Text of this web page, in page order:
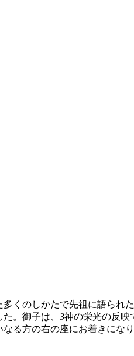
くのしかたで先祖に語られた
。御子は、 3神の栄光の反映
る方の右の座にお着きになり